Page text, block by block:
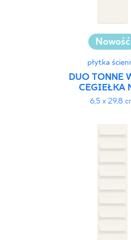
Nowość
płytka
DUO TONNE
CEGIEŁKA
6,5 x 29,8